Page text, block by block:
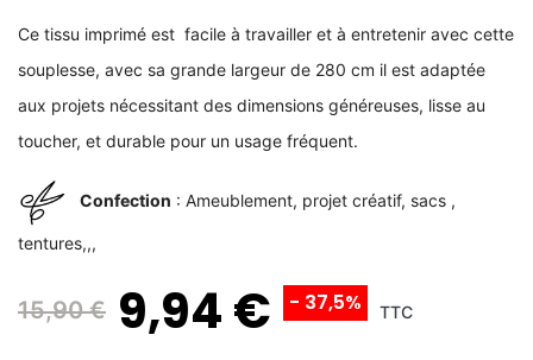
Ce tissu imprimé est facile à travailler et à entretenir avec cette
souplesse, avec sa grande largeur de 280 cm il est adaptée
aux projets nécessitant des dimensions généreuses, lisse au
toucher, et durable pour un usage fréquent.
Confection : Ameublement, projet créatif, sacs ,
tentures,,,
15,90 € 9,94 € - 37,5% TTC